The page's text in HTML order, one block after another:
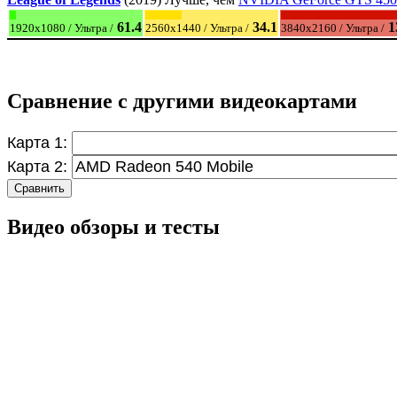
1920x1080 / Ультра / 61.4 2560x1440 / Ультра / 34.1 3840x2160 / Ультра /
Сравнение с другими видеокартами
Карта 1:
Карта 2:
Сравнить
Видео обзоры и тесты